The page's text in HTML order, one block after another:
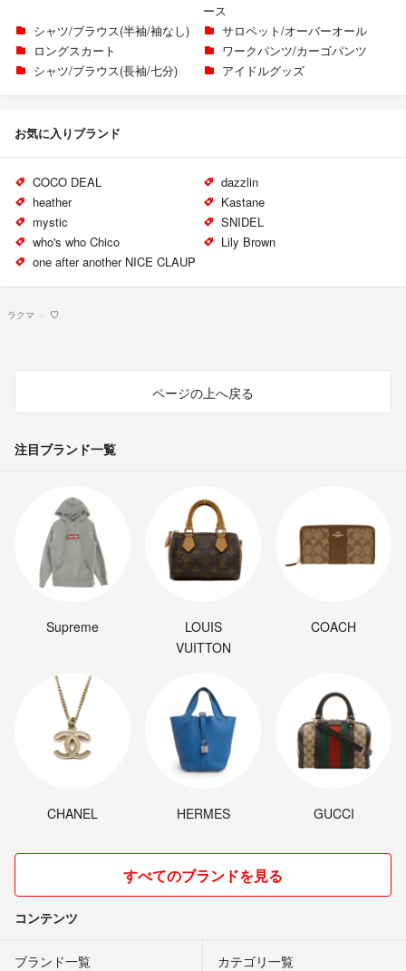
ース
シャツ/ブラウス(半袖/袖なし)
サロペット/オーバーオール
ロングスカート
ワークパンツ/カーゴパンツ
シャツ/ブラウス(長袖/七分)
アイドルグッズ
お気に入りブランド
COCO DEAL
dazzlin
heather
Kastane
mystic
SNIDEL
who's who Chico
Lily Brown
one after another NICE CLAUP
ラクマ ♡
ページの上へ戻る
注目ブランド一覧
Supreme
LOUIS
VUITTON
COACH
CHANEL HERMES GUCCI
すべてのブランドを見る
コンテンツ
ブランド一覧 カテゴリ一覧